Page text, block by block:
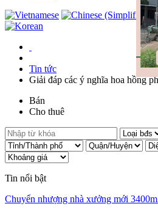
Tin tức
Giải đáp các ý nghĩa hoa hồng
Bán
Cho thuê
Tin nổi bật
Chuyển nhượng nhà xưởng mới